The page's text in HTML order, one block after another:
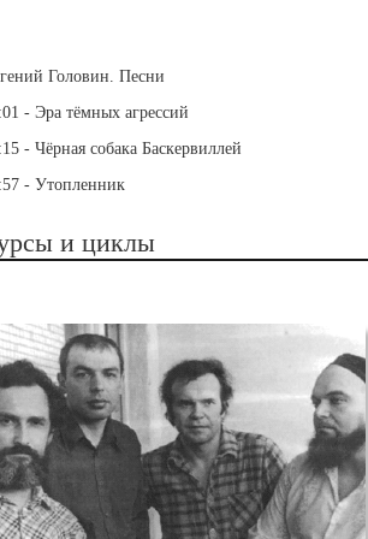
Головин. Песни
- Эра тёмных агрессий
- Чёрная собака Баскервиллей
- Утопленник
и циклы